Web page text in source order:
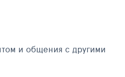
и общения с другими